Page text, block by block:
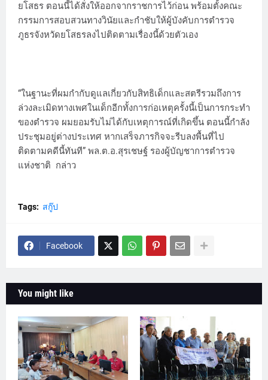
ยโสธร ตอนนี้ได้สั่งให้ออกจากราชการไว้ก่อน พร้อมตั้งคณะ
กรรมการสอบสวนทางวินัยและกำชับให้ผู้บังคับการตำรวจ
ภูธรจังหวัดยโสธรลงไปติดตามเรื่องนี้ด้วยตัวเอง
“ในฐานะที่ผมกำกับดูแลเกี่ยวกับสิทธิเด็กและสตรีรวมถึงการ
ล่วงละเมิดทางเพศในเด็กอีกทั้งการก่อเหตุครั้งนี้เป็นการกระทำ
ของตำรวจ ผมยอมรับไม่ได้กับเหตุการณ์ที่เกิดขึ้น ตอนนี้กำลัง
ประชุมอยู่ต่างประเทศ หากเสร็จภารกิจจะรีบลงพื้นที่ไป
ติดตามคดีนี้ทันที” พล.ต.อ.สุรเชษฐ์ รองผู้บัญชาการตำรวจ
แห่งชาติ กล่าว
Tags: สกู๊ป
Facebook
You might like